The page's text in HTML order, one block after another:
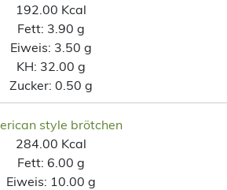
192.00 Kcal
Fett: 3.90 g
Eiweis: 3.50 g
KH: 32.00 g
Zucker: 0.50 g
style brötchen
284.00 Kcal
Fett: 6.00 g
Eiweis: 10.00 g